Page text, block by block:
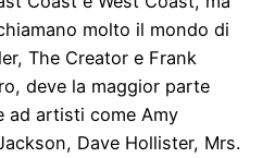
molto il mondo di
The Creator e Frank
deve la maggior parte
ad artisti come Amy
Dave Hollister, Mrs.